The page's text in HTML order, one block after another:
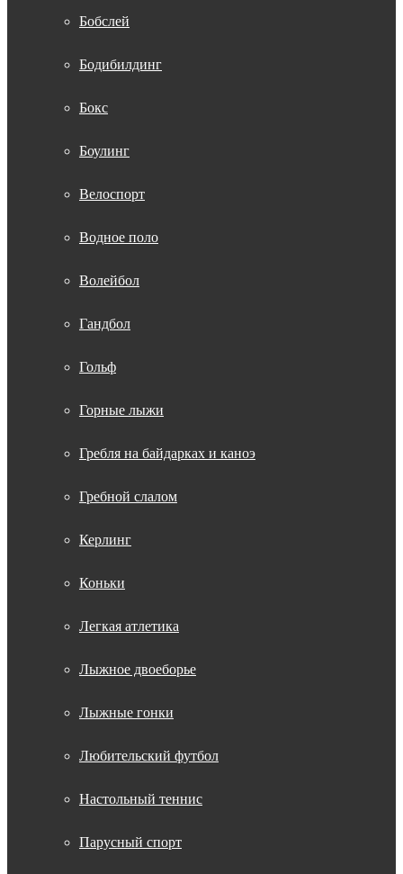
Бобслей
Бодибилдинг
Бокс
Боулинг
Велоспорт
Водное поло
Волейбол
Гандбол
Гольф
Горные лыжи
Гребля на байдарках и каноэ
Гребной слалом
Керлинг
Коньки
Легкая атлетика
Лыжное двоеборье
Лыжные гонки
Любительский футбол
Настольный теннис
Парусный спорт